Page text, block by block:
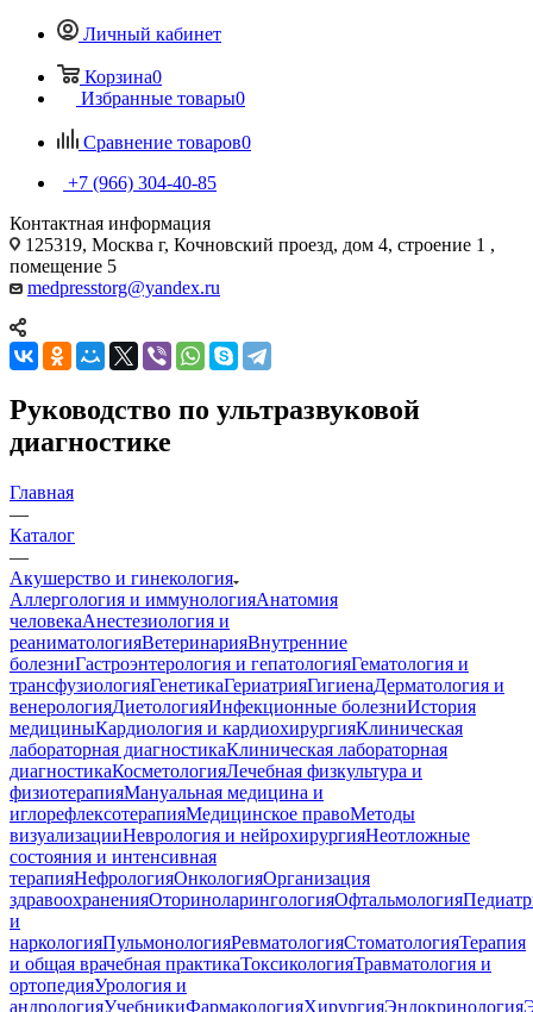
Личный кабинет
Корзина0
Избранные товары0
Сравнение товаров0
+7 (966) 304-40-85
Контактная информация
125319, Москва г, Кочновский проезд, дом 4, строение 1 ,
помещение 5
medpresstorg@yandex.ru
Руководство по ультразвуковой
диагностике
Главная
—
Каталог
—
Акушерство и гинекология
Аллергология и иммунологияАнатомия
человекаАнестезиология и
реаниматологияВетеринарияВнутренние
болезниГастроэнтерология и гепатологияГематология и
трансфузиологияГенетикаГериатрияГигиенаДерматология и
венерологияДиетологияИнфекционные болезниИстория
медициныКардиология и кардиохирургияКлиническая
лабораторная диагностикаКлиническая лабораторная
диагностикаКосметологияЛечебная физкультура и
физиотерапияМануальная медицина и
иглорефлексотерапияМедицинское правоМетоды
визуализацииНеврология и нейрохирургияНеотложные
состояния и интенсивная
терапияНефрологияОнкологияОрганизация
здравоохраненияОториноларингологияОфтальмология
и
наркологияПульмонологияРевматологияСтоматологияТерапия
и общая врачебная практикаТоксикологияТравматология и
ортопедияУрология и
андрологияУчебникиФармакологияХирургияЭндокринология